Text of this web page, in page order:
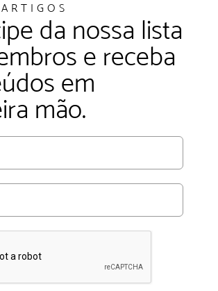
da nossa lista
e receba
em
mão.